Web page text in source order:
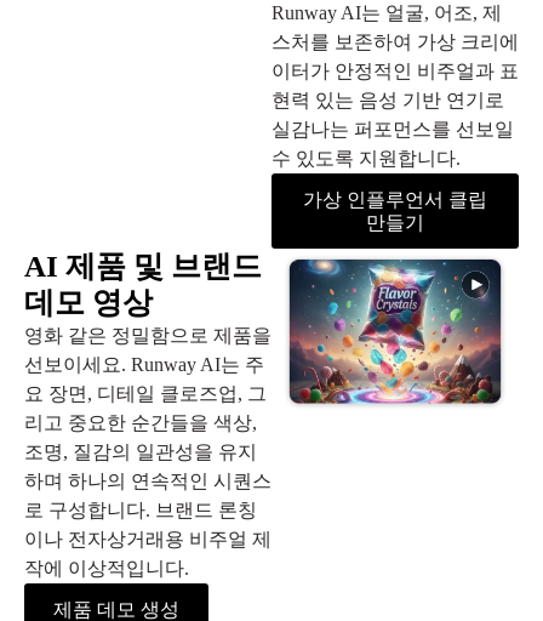
Runway AI는 얼굴, 어조, 제
스처를 보존하여 가상 크리에
이터가 안정적인 비주얼과 표
현력 있는 음성 기반 연기로
실감나는 퍼포먼스를 선보일
수 있도록 지원합니다.
가상 인플루언서 클립
만들기
AI 제품 및 브랜드
데모 영상
영화 같은 정밀함으로 제품을
선보이세요. Runway AI는 주
요 장면, 디테일 클로즈업, 그
리고 중요한 순간들을 색상,
조명, 질감의 일관성을 유지
하며 하나의 연속적인 시퀀스
로 구성합니다. 브랜드 론칭
이나 전자상거래용 비주얼 제
작에 이상적입니다.
제품 데모 생성